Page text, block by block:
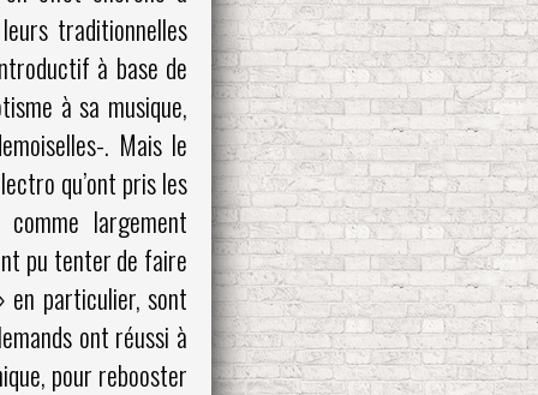
traditionnelles
à base de
à sa musique,
. Mais le
qu’ont pris les
largement
pu tenter de faire
en particulier, sont
ont réussi à
pour rebooster